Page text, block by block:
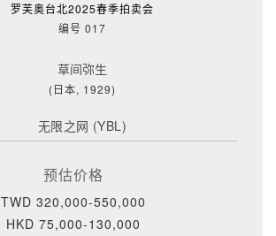
罗芙奥台北2025春季拍卖会
编号 017
草间弥生
(日本, 1929)
无限之网 (YBL)
预估价格
TWD 320,000-550,000
HKD 75,000-130,000